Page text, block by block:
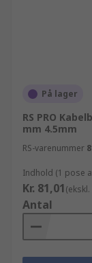
På lager
RS PRO
mm 4.5mm
RS-varenummer
Indhold (1 pose
Kr. 81,01
Antal